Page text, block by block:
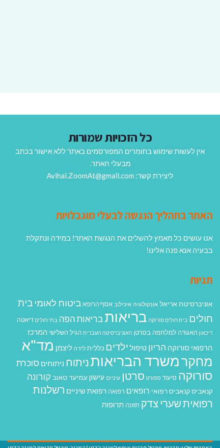
כל הזכויות שמורות
אין לעשות שימוש בחומרים המפורסמים באתר ללא אישור בכתב
מבעלי האתר.
ליצירת קשר: Avihai.ZoomAt@gmail.com
האתר בתהליך הנגשה לבעלי מוגבלויות
אנו עושים כל מאמץ להשלים את הנגשת האתר! במידה ונתקלת
בבעיה אנא פנה אלינו!
תגיות
אוניברסיטת אריאל אונקולוגיה איכילוב אסף הרופא ביטוח לאומי בית
חולים בית חולים סורוקה בריאות בריאות הפה בתי חולים דיאטה
דיכאון האגודה למלחמה בסרטן האוניברסיטה העברית הגיל השלישי המרכז
הרפואי סורוקה הריון טיפול ילדים כללית לידה ליצמן מד"א
מחקרמשרד הבריאות ניתוח ניתוחים סוכרת
סורוקה סיעוד ספורט סרטן עיניים עישון עמיעד טאוב קורונה
קנאביסקנאביס רפואי רופאים רפואה רפואת שיניים רשלנות
רפואיתשערי צדק תזונה תרופות